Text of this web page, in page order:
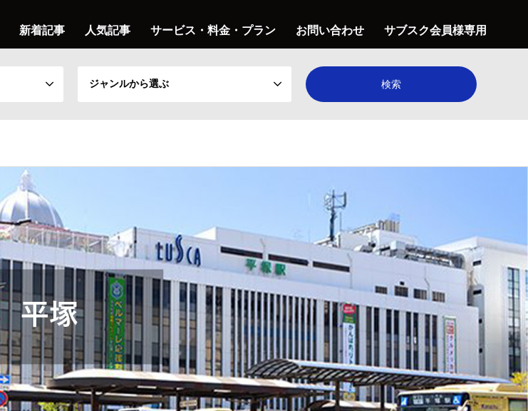
新着記事 人気記事 サービス・料金・プラン お問い合わせ サブスク会員様専用
ジャンルから選ぶ